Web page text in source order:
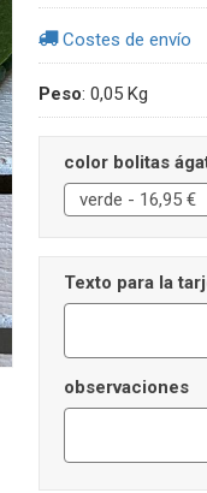
Costes de envío
Peso: 0,05 Kg
color bolitas
Texto para la
observaciones